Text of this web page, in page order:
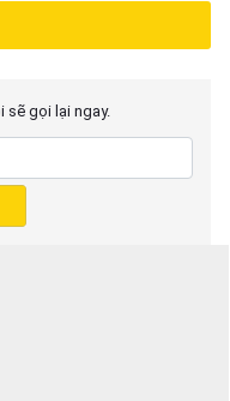
sẽ gọi lại ngay.